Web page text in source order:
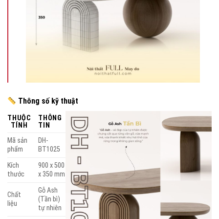
Thông số kỹ thuật
THUỘC
TÍNH
THÔNG
TIN
Mã sản
phẩm
DH-
BT1025
Kích
thước
900 x 500
x 350 mm
Chất
liệu
Gỗ Ash
(Tần bì)
tự nhiên